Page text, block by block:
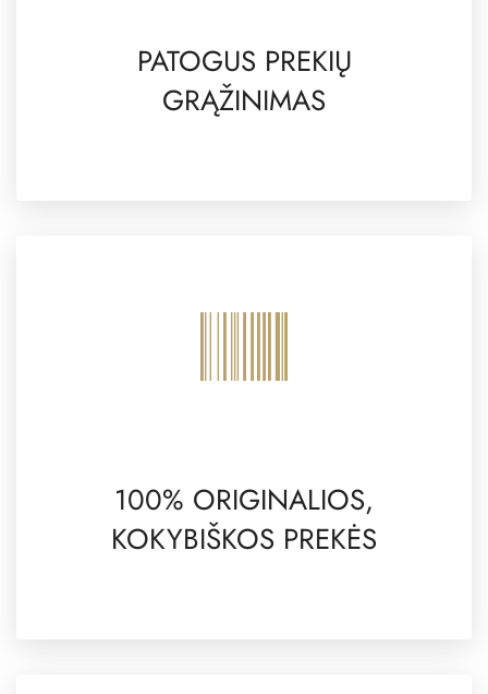
PATOGUS PREKIŲ
GRĄŽINIMAS
100% ORIGINALIOS,
KOKYBIŠKOS PREKĖS